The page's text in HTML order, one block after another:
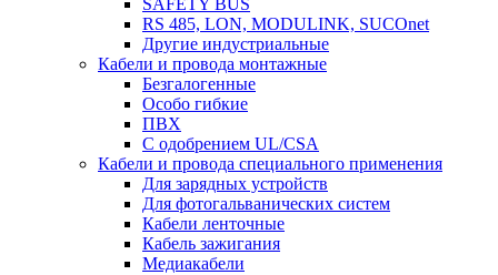
RS 485, LON, MODULINK, SUCOnet
Другие индустриальные
Кабели и провода монтажные
Безгалогенные
Особо гибкие
ПВХ
С одобрением UL/CSA
Кабели и провода специального применения
Для зарядных устройств
Для фотогальванических систем
Кабели ленточные
Кабель зажигания
Медиакабели